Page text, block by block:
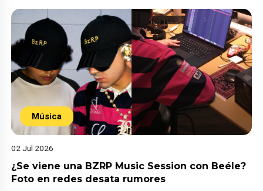
Música
02 Jul 2026
¿Se viene una BZRP Music Session con Beéle?
Foto en redes desata rumores